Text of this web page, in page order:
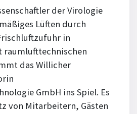
der Virologie
Lüften durch
in
das Willicher
GmbH ins Spiel. Es
von Mitarbeitern, Gästen